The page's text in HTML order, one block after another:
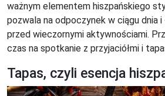
ważnym elementem hiszpańskiego
pozwala na odpoczynek w ciągu dnia i
przed wieczornymi aktywnościami.
czas na spotkanie z przyjaciółmi i
Tapas, czyli esencja